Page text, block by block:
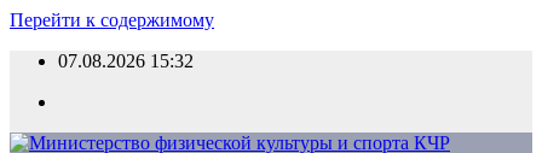
Перейти к содержимому
07.08.2026 15:32